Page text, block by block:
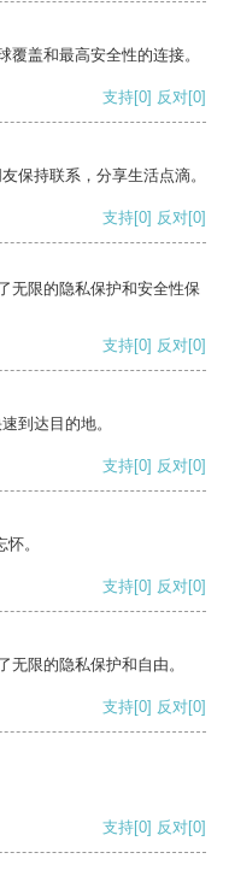
盖和最高安全性的连接。
支持[0] 反对[0]
保持联系，分享生活点滴。
支持[0] 反对[0]
无限的隐私保护和安全性保
支持[0] 反对[0]
到达目的地。
支持[0] 反对[0]
。
支持[0] 反对[0]
限的隐私保护和自由。
支持[0] 反对[0]
支持[0] 反对[0]